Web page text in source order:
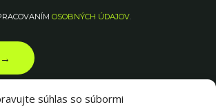
súhlas so súbormi
OSOBNÝCH ÚDAJOV.
→